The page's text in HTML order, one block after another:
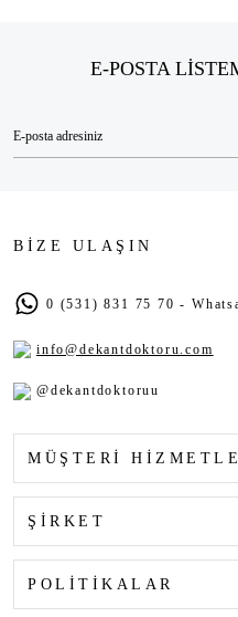
E-POSTA
BİZE ULAŞIN
0 (531) 831 75 70 -
info@dekantdoktoru.com
@dekantdoktoruu
MÜŞTERİ
ŞİRKET
POLİTİKALAR